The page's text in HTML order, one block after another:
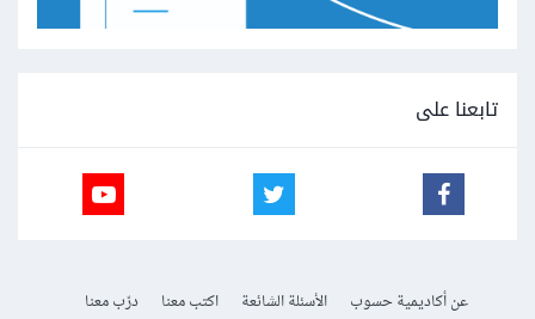
تابعنا على
عن أكاديمية حسوب الأسئلة الشائعة اكتب معنا
درّب معنا